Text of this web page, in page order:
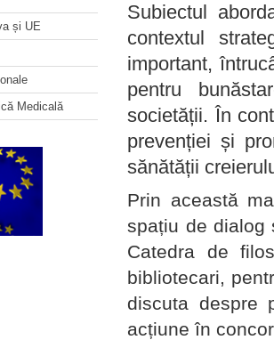
și UE
Medicală
Subiectul
contextul
important,
pentru
societății. În
prevenției și
sănătății
Prin această
spațiu de dialog
Catedra de
bibliotecari,
discuta despre
acțiune în